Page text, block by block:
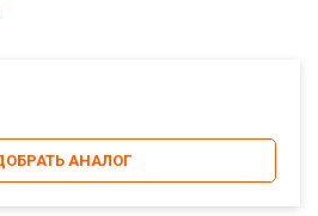
АНАЛОГ